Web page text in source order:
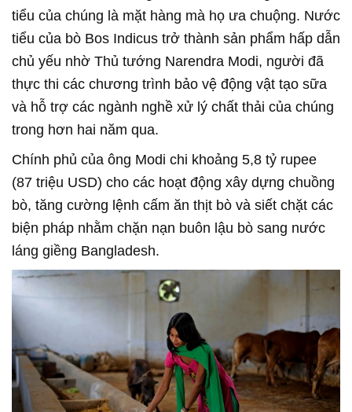
tiểu của chúng là mặt hàng mà họ ưa chuộng. Nước
tiểu của bò Bos Indicus trở thành sản phẩm hấp dẫn
chủ yếu nhờ Thủ tướng Narendra Modi, người đã
thực thi các chương trình bảo vệ động vật tạo sữa
và hỗ trợ các ngành nghề xử lý chất thải của chúng
trong hơn hai năm qua.
Chính phủ của ông Modi chi khoảng 5,8 tỷ rupee
(87 triệu USD) cho các hoạt động xây dựng chuồng
bò, tăng cường lệnh cấm ăn thịt bò và siết chặt các
biện pháp nhằm chặn nạn buôn lậu bò sang nước
láng giềng Bangladesh.